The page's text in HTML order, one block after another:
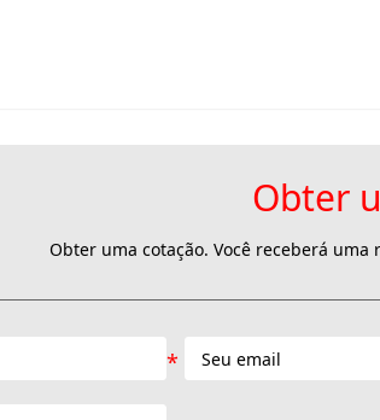
Obter
Obter uma cotação. Você receberá